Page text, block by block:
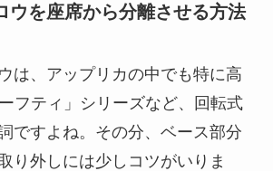
ウを座席から分離させる方法
は、アップリカの中でも特に高
フティ」シリーズなど、回転式
ですよね。その分、ベース部分
り外しには少しコツがいりま